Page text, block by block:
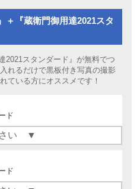
＋『蔵衛門御用達2021スタ
2021スタンダード』が無料でつ
れるだけで黒板付き写真の撮影
ている方にオススメです！
ド
ド